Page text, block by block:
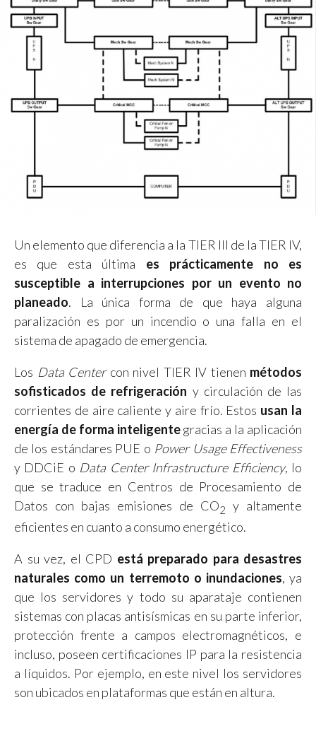
Un elemento que diferencia a la TIER III de la TIER IV,
es que esta última es prácticamente no es
susceptible a interrupciones por un evento no
planeado. La única forma de que haya alguna
paralización es por un incendio o una falla en el
sistema de apagado de emergencia.
Los Data Centercon nivel TIER IV tienen métodos
sofisticados de refrigeración y circulación de las
corrientes de aire caliente y aire frío. Estos usan la
energía de forma inteligentegracias a la aplicación
de los estándares PUE o Power Usage Effectiveness
y DDCiE o Data Center Infrastructure Efficiency, lo
que se traduce en Centros de Procesamiento de
Datos con bajas emisiones de CO2 y altamente
eficientes en cuanto a consumo energético.
A su vez, el CPD está preparado para desastres
naturales como un terremoto o inundaciones, ya
que los servidores y todo su aparataje contienen
sistemas con placas antisísmicas en su parte inferior,
protección frente a campos electromagnéticos, e
incluso, poseen certificaciones IP para la resistencia
a líquidos. Por ejemplo, en este nivel los servidores
son ubicados en plataformas que están en altura.